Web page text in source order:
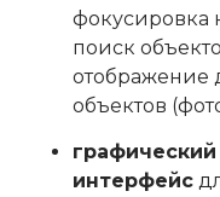
фокусировка
поиск
отображение
объектов
интерфейс